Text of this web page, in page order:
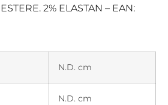
2% ELASTAN – EAN:
N.D. cm
N.D. cm